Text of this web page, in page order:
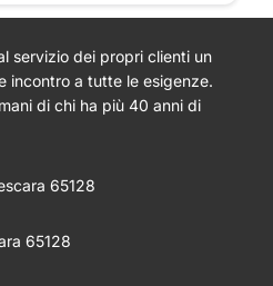
Star rating
servizio dei propri clienti un
incontro a tutte le esigenze.
di chi ha più 40 anni di
65128
65128